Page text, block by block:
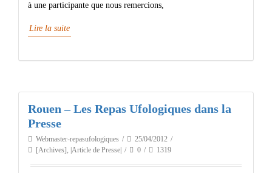
à une participante que nous remercions,
Lire la suite
Rouen – Les Repas Ufologiques dans la
Presse
Webmaster-repasufologiques
25/04/2012
[Archives], |Article de Presse| 0 1319